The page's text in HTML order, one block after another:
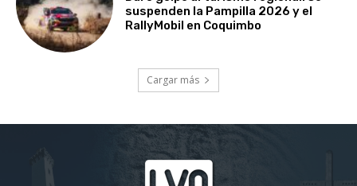
suspenden la Pampilla 2026 y el
RallyMobil en Coquimbo
Cargar más